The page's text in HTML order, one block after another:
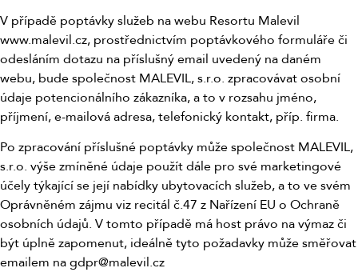
V případě poptávky služeb na webu Resortu Malevil
www.malevil.cz, prostřednictvím poptávkového formuláře či
odesláním dotazu na příslušný email uvedený na daném
webu, bude společnost MALEVIL, s.r.o. zpracovávat osobní
údaje potencionálního zákazníka, a to v rozsahu jméno,
příjmení, e-mailová adresa, telefonický kontakt, příp. firma.
Po zpracování příslušné poptávky může společnost MALEVIL,
s.r.o. výše zmíněné údaje použít dále pro své marketingové
účely týkající se její nabídky ubytovacích služeb, a to ve svém
Oprávněném zájmu viz recitál č.47 z Nařízení EU o Ochraně
osobních údajů. V tomto případě má host právo na výmaz či
být úplně zapomenut, ideálně tyto požadavky může směřovat
emailem na gdpr@malevil.cz